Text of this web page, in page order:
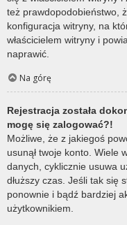
też prawdopodobieństwo,
konfiguracja witryny, na
właścicielem witryny i
naprawić.
Na górę
Rejestracja została
mogę się zalogować?!
Możliwe, że z jakiegoś
usunął twoje konto. Wiele
danych, cyklicznie usuwa
dłuższy czas. Jeśli tak się
ponownie i bądź bardziej
użytkownikiem.